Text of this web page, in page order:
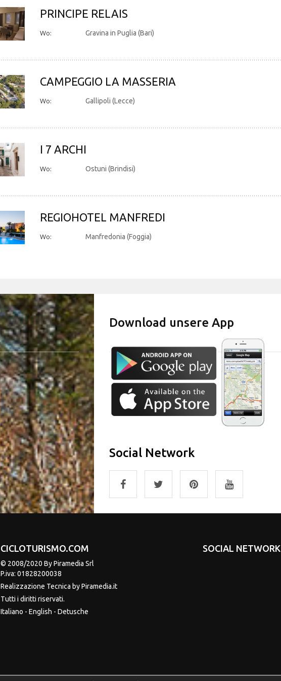
PRINCIPE RELAIS
Wo: Gravina in Puglia (Bari)
CAMPEGGIO LA MASSERIA
Wo: Gallipoli (Lecce)
I 7 ARCHI
Wo: Ostuni (Brindisi)
REGIOHOTEL MANFREDI
Wo: Manfredonia (Foggia)
Download unsere App
Social Network
CICLOTURISMO.COM
© 2008/2020 By Piramedia Srl
P.iva: 01828200038
Realizzazione Tecnica byPiramedia.it
Tutti i diritti riservati.
Italiano - English - Detusche
SOCIAL NETWORK